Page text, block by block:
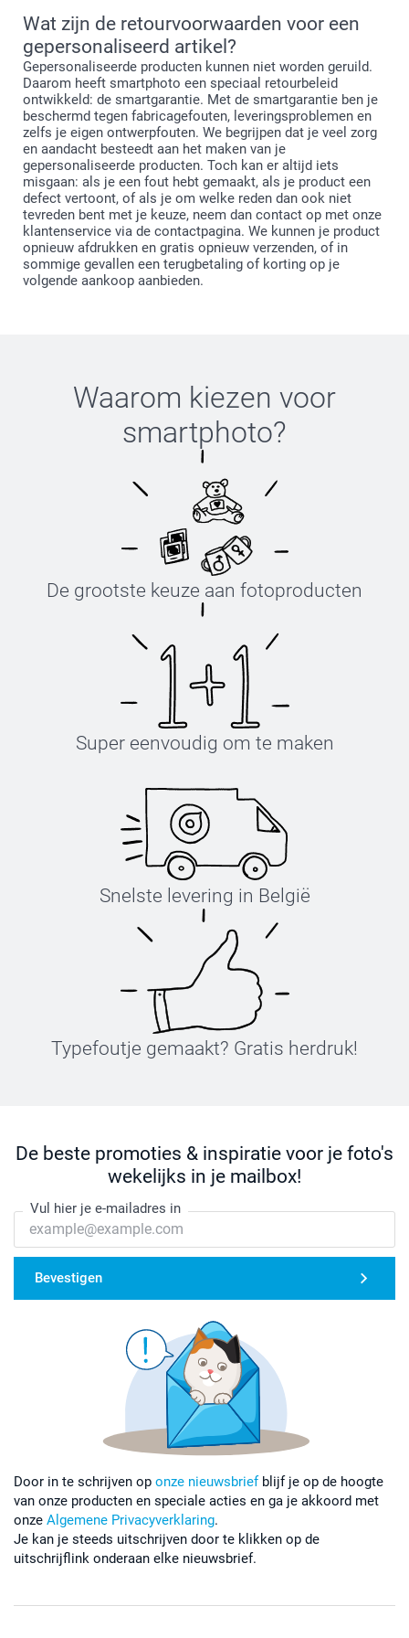
Wat zijn de retourvoorwaarden voor een
gepersonaliseerd artikel?
Gepersonaliseerde producten kunnen niet worden geruild.
Daarom heeft smartphoto een speciaal retourbeleid
ontwikkeld: de smartgarantie. Met de smartgarantie ben je
beschermd tegen fabricagefouten, leveringsproblemen en
zelfs je eigen ontwerpfouten. We begrijpen dat je veel zorg
en aandacht besteedt aan het maken van je
gepersonaliseerde producten. Toch kan er altijd iets
misgaan: als je een fout hebt gemaakt, als je product een
defect vertoont, of als je om welke reden dan ook niet
tevreden bent met je keuze, neem dan contact op met onze
klantenservice via de contactpagina. We kunnen je product
opnieuw afdrukken en gratis opnieuw verzenden, of in
sommige gevallen een terugbetaling of korting op je
volgende aankoop aanbieden.
Waarom kiezen voor
smartphoto?
De grootste keuze aan fotoproducten
Super eenvoudig om te maken
Snelste levering in België
Typefoutje gemaakt? Gratis herdruk!
De beste promoties & inspiratie voor je foto's
wekelijks in je mailbox!
Vul hier je e-mailadres in
Bevestigen
Door in te schrijven op onze nieuwsbriefblijf je op de hoogte
van onze producten en speciale acties en ga je akkoord met
onze Algemene Privacyverklaring.
Je kan je steeds uitschrijven door te klikken op de
uitschrijflink onderaan elke nieuwsbrief.